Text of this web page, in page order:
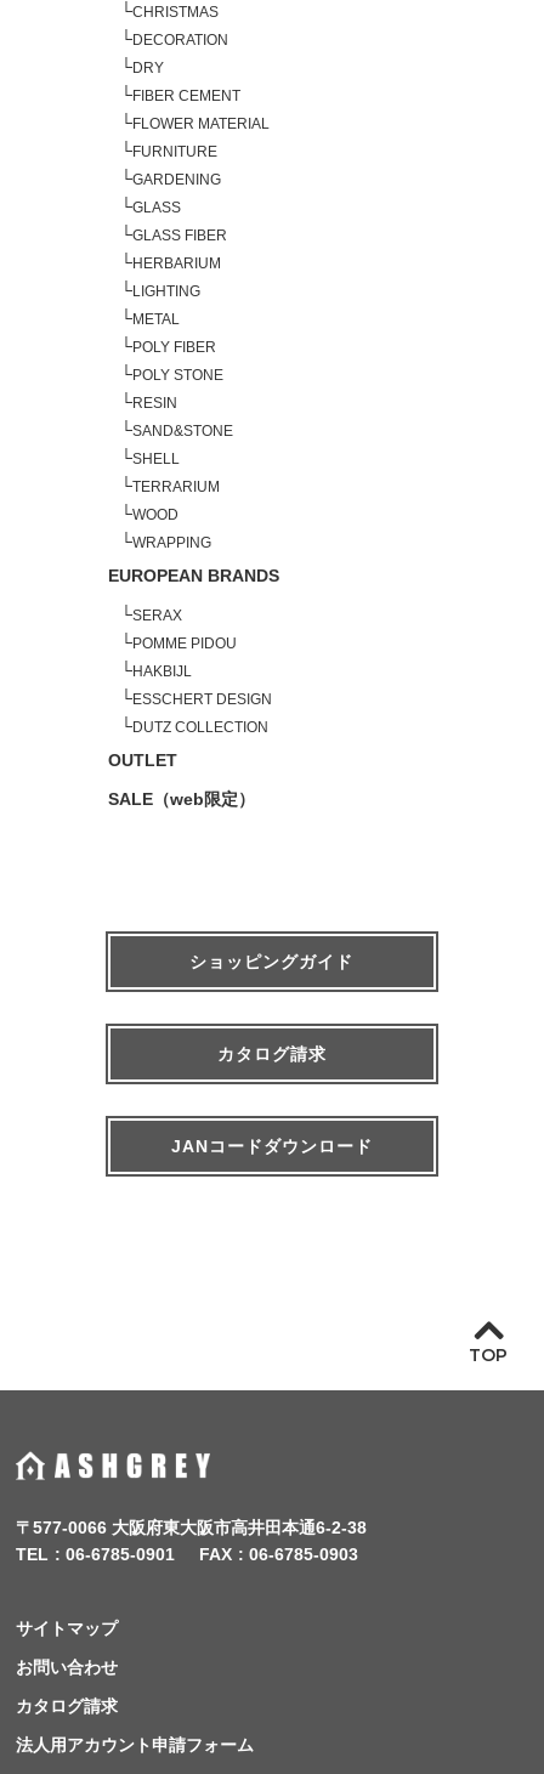
└CHRISTMAS
└DECORATION
└DRY
└FIBER CEMENT
└FLOWER MATERIAL
└FURNITURE
└GARDENING
└GLASS
└GLASS FIBER
└HERBARIUM
└LIGHTING
└METAL
└POLY FIBER
└POLY STONE
└RESIN
└SAND&STONE
└SHELL
└TERRARIUM
└WOOD
└WRAPPING
EUROPEAN BRANDS
└SERAX
└POMME PIDOU
└HAKBIJL
└ESSCHERT DESIGN
└DUTZ COLLECTION
OUTLET
SALE（web限定）
ショッピングガイド
カタログ請求
JANコードダウンロード
TOP
〒577-0066 大阪府東大阪市高井田本通6-2-38
TEL
06-6785-0901 FAX 06-6785-0903
サイトマップ
お問い合わせ
カタログ請求
法人用アカウント申請フォーム